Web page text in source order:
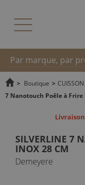
Recherche
> Boutique > CUISSON
7 Nanotouch Poêle à Frire
SILVERLINE 7
INOX 28 CM
Demeyere